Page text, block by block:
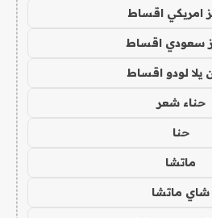
امريكي اقساط
سعودي اقساط
لودو اقساط
حناء شعر
حنا
ماتشا
شاي ماتشا